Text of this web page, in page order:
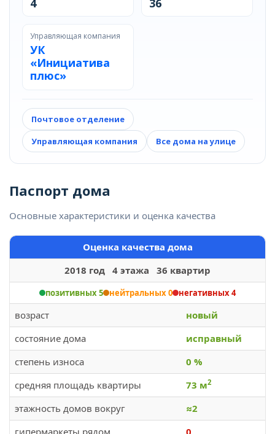
4 36
Управляющая компания
УК
«Инициатива
плюс»
Почтовое отделение
Управляющая компания
Все дома на улице
Паспорт дома
Основные характеристики и оценка качества
Оценка качества дома
2018 год 4 этажа 36 квартир
позитивных 5 нейтральных 0 негативных 4
возраст
новый
состояние дома
исправный
степень износа
0 %
средняя площадь квартиры
73 м2
этажность домов вокруг
≈2
гипермаркеты рядом
0